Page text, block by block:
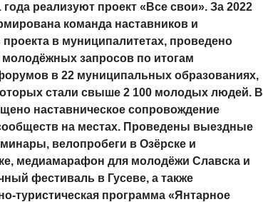
года реализуют проект «Все свои». За 2022
команда наставников и
в муниципалитетах, проведено
молодёжных запросов по итогам
в 22 муниципальных образованиях,
стали свыше 2 100 молодых людей. В
наставническое сопровождение
на местах. Проведены выездные
велопробеги в Озёрске и
медиамарафон для молодёжи Славска и
фестиваль в Гусеве, а также
туристическая программа «Янтарное